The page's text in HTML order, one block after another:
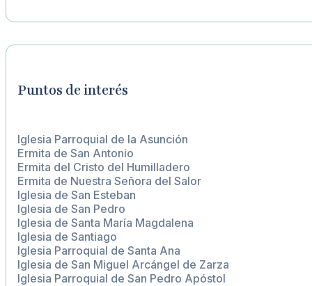
Puntos de interés
Iglesia Parroquial de la Asunción
Ermita de San Antonio
Ermita del Cristo del Humilladero
Ermita de Nuestra Señora del Salor
Iglesia de San Esteban
Iglesia de San Pedro
Iglesia de Santa María Magdalena
Iglesia de Santiago
Iglesia Parroquial de Santa Ana
Iglesia de San Miguel Arcángel de Zarza
Iglesia Parroquial de San Pedro Apóstol